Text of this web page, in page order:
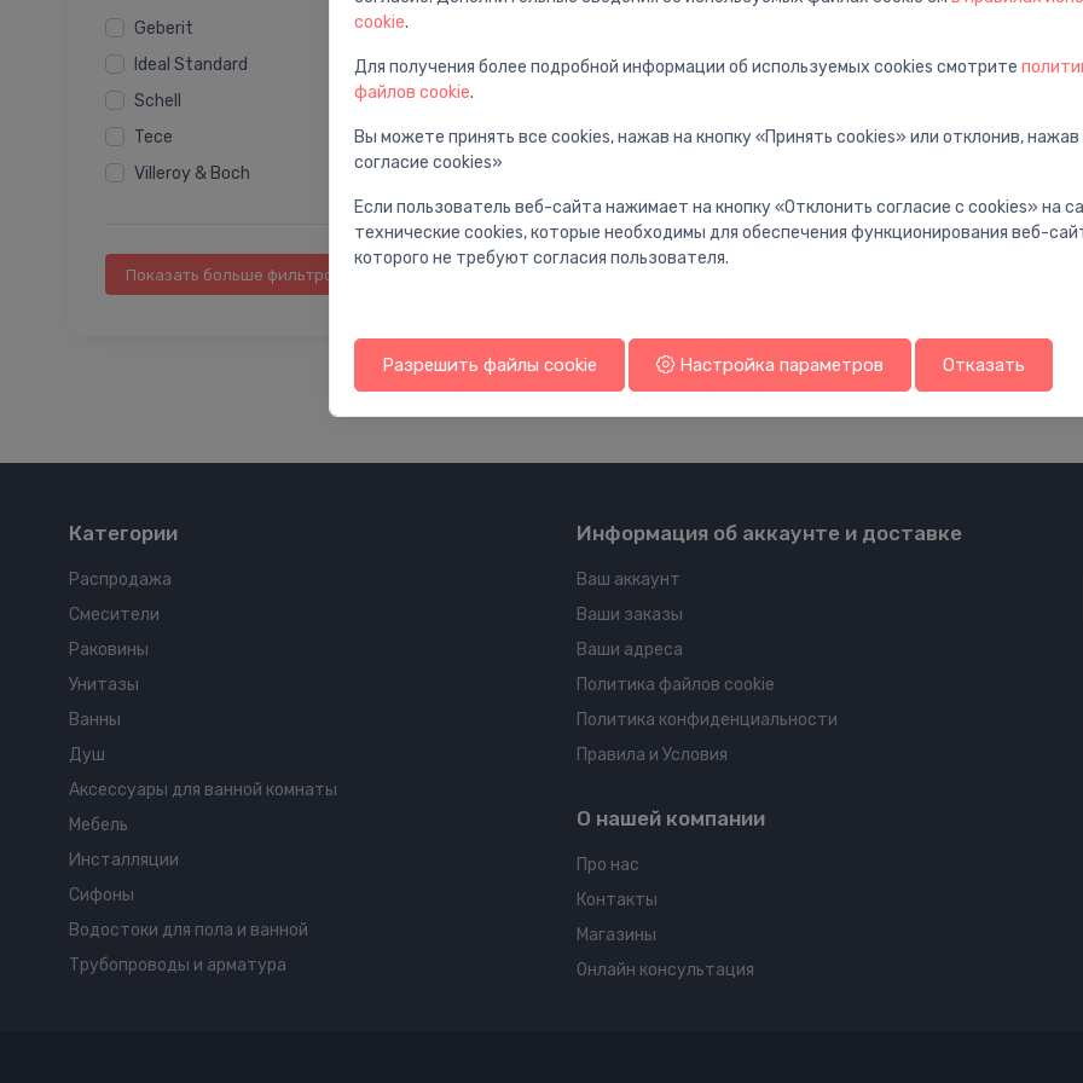
Geberit
Ideal Standard
Schell
Tece
Villeroy & Boch
Показать больше фильтров
Запасные части для инсталляций
⬤ Noskalošanas mehānisms A2
54.99 €
Запасные части для
⬤ Uzpildes
Категории
Распродажа
Смесители
Раковины
Унитазы
Ванны
Душ
Аксессуары для ванной комнаты
Мебель
Инсталляции
Сифоны
Водостоки для пола и ванной
Трубопроводы и арматура
Информация об аккаунте и доставке
Ваш аккаунт
Ваши заказы
Ваши адреса
Политика файлов cookie
Политика конфиденциальности
Правила и Условия
О нашей компании
Про нас
Контакты
Магазины
Онлайн консультация
cookie.
Для получения более подробной информации об используемых cookies смотрите
файлов cookie.
Вы можете принять все cookies, нажав на кнопку «Принять cookies» или отклонив,
согласие cookies»
Если пользователь веб-сайта нажимает на кнопку «Отклонить согласие с cookies» на
технические cookies, которые необходимы для обеспечения функционирования веб-
которого не требуют согласия пользователя.
Разрешить файлы cookie Настройка параметров Отказать